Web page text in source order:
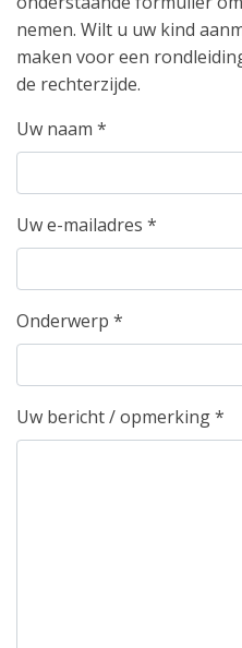
nemen. Wilt u uw kind
maken voor een
de rechterzijde.
Uw naam *
Uw e-mailadres *
Onderwerp *
Uw bericht / opmerking*